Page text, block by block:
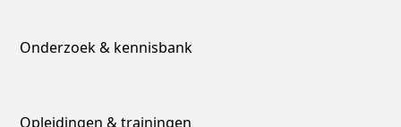
Onderzoek & kennisbank
Opleidingen & trainingen